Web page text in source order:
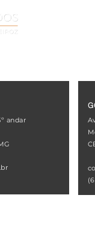
andar
(